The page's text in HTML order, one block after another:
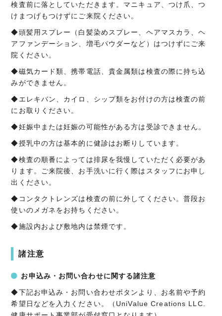
検査前に落としていただきます。マニキュア、つけ爪、つ
けまつげもつけずにご来院ください。
◆頭髪用スプレー（白髪染めスプレー、ヘアマスカラ、ヘ
アファンデーション、増毛パウダーなど） はつけずにご来
院ください。
◆磁気カード類、携帯電話、 貴金属類は検査の際に持ち込
みができません。
◆エレキバン、カイロ、 シップ類をお付けの方は検査の前
にお取りください。
◆妊娠中または妊娠の可能性がある方は受診できません。
◆授乳中の方は基本的に健診はお断りしています。
◆検査の順番によっては排尿を我慢していただく必要があ
ります。
ご来院後、お手洗いに行く際はスタッフにお申し
出ください。
◆コンタクトレンズは検査の前に外してください。普段お
使いのメガネをお持ちください。
◆施設内および敷地内は禁煙です。
諸注意
お申込み・お問い合わせに関する諸注意
◆下記お申込み・お問い合わせボタンより、お名前や予約
希望日などを入力ください。（UniValue Creations LLC.